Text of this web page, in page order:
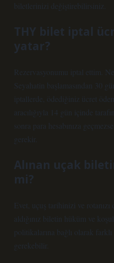
biletlerinizi değiştirebilirsiniz.
THY bilet iptal
yatar?
Rezervasyonumu iptal ettim.
Seyahatin başlamasından 30
iptallerde, ödediğiniz ücret
aracılığıyla 14 gün içinde
sonra para hesabınıza
gerekir.
Alınan uçak
mi?
Evet, uçuş tarihinizi ve rotanızı
aldığınız biletin hüküm ve
politikalarına bağlı olarak
gerekebilir.